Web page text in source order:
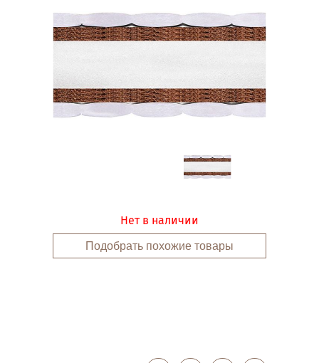
Нет в наличии
Подобрать похожие товары